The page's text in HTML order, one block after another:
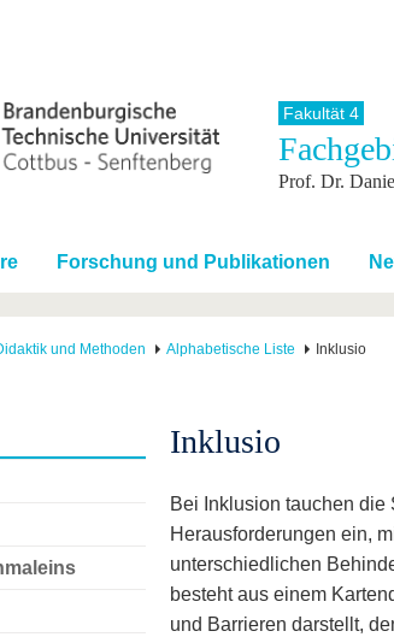
Forschung Studium
Studienangebot
Im Studium
Nach dem Studium
Fakultät 4
Prof. Dr.
Forschung und Publikationen
und Methoden Alphabetische Liste Inklusio
Inklusio
Bei Inklusion tauchen
Herausforderungen ein,
unterschiedlichen
besteht aus einem
und Barrieren darstellt,